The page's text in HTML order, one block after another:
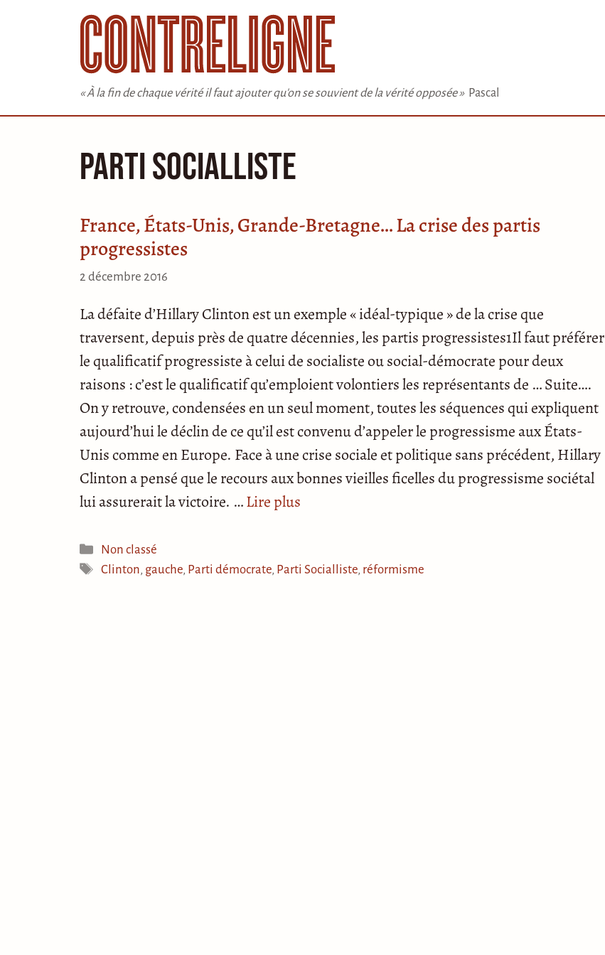
« À la fin de chaque vérité il faut ajouter qu'on se souvient de la vérité opposée » Pascal
Parti Socialliste
France, États-Unis, Grande-Bretagne… La crise des partis
progressistes
2 décembre 2016
La défaite d’Hillary Clinton est un exemple « idéal-typique » de la crise que
traversent, depuis près de quatre décennies, les partis progressistes1Il faut préférer
le qualificatif progressiste à celui de socialiste ou social-démocrate pour deux
raisons : c’est le qualificatif qu’emploient volontiers les représentants de … Suite….
On y retrouve, condensées en un seul moment, toutes les séquences qui expliquent
aujourd’hui le déclin de ce qu’il est convenu d’appeler le progressisme aux États-
Unis comme en Europe. Face à une crise sociale et politique sans précédent, Hillary
Clinton a pensé que le recours aux bonnes vieilles ficelles du progressisme sociétal
lui assurerait la victoire. …Lire plus
Catégories
Non classé
Étiquettes
Clinton, gauche, Parti démocrate, Parti Socialliste, réformisme